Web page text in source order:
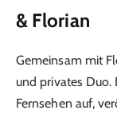
& Florian
Gemeinsam mit
und privates
Fernsehen auf,